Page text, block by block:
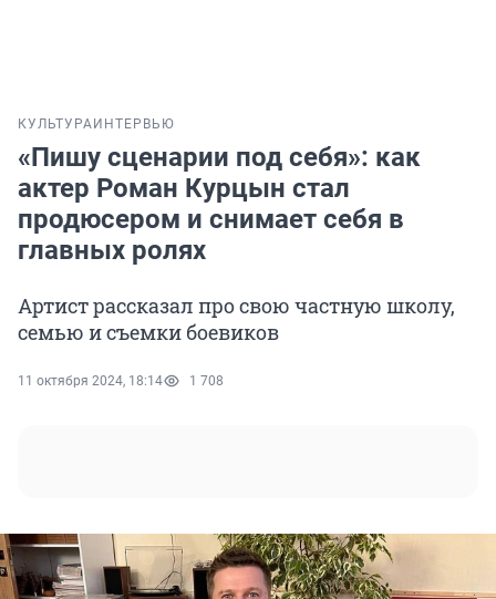
КУЛЬТУРА ИНТЕРВЬЮ
«Пишу сценарии под себя»: как
актер Роман Курцын стал
продюсером и снимает себя в
главных ролях
Артист рассказал про свою частную школу,
семью и съемки боевиков
11 октября 2024, 18:14 1 708